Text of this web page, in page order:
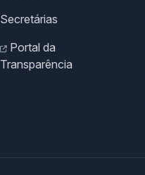
Secretárias
Portal da
Transparência